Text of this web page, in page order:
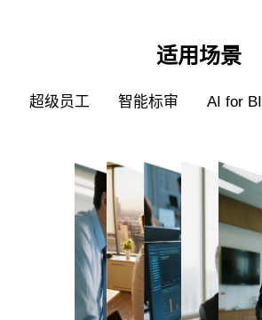
适用场景
超级员工 智能标审 AI for BI